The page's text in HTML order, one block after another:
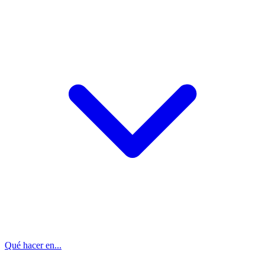
Qué hacer en...